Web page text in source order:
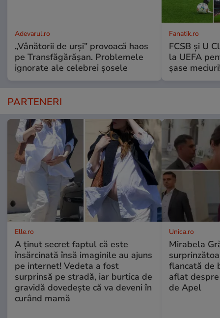
Adevarul.ro
„Vânătorii de urși” provoacă haos
pe Transfăgărășan. Problemele
ignorate ale celebrei șosele
Fanatik.ro
FCSB și U
la UEFA
șase
PARTENERI
Elle.ro
A ținut secret faptul că este
însărcinată însă imaginile au ajuns
pe internet! Vedeta a fost
surprinsă pe stradă, iar burtica de
gravidă dovedește că va deveni în
curând mamă
Unica.ro
Mirabela
flancată de
aflat
de Apel